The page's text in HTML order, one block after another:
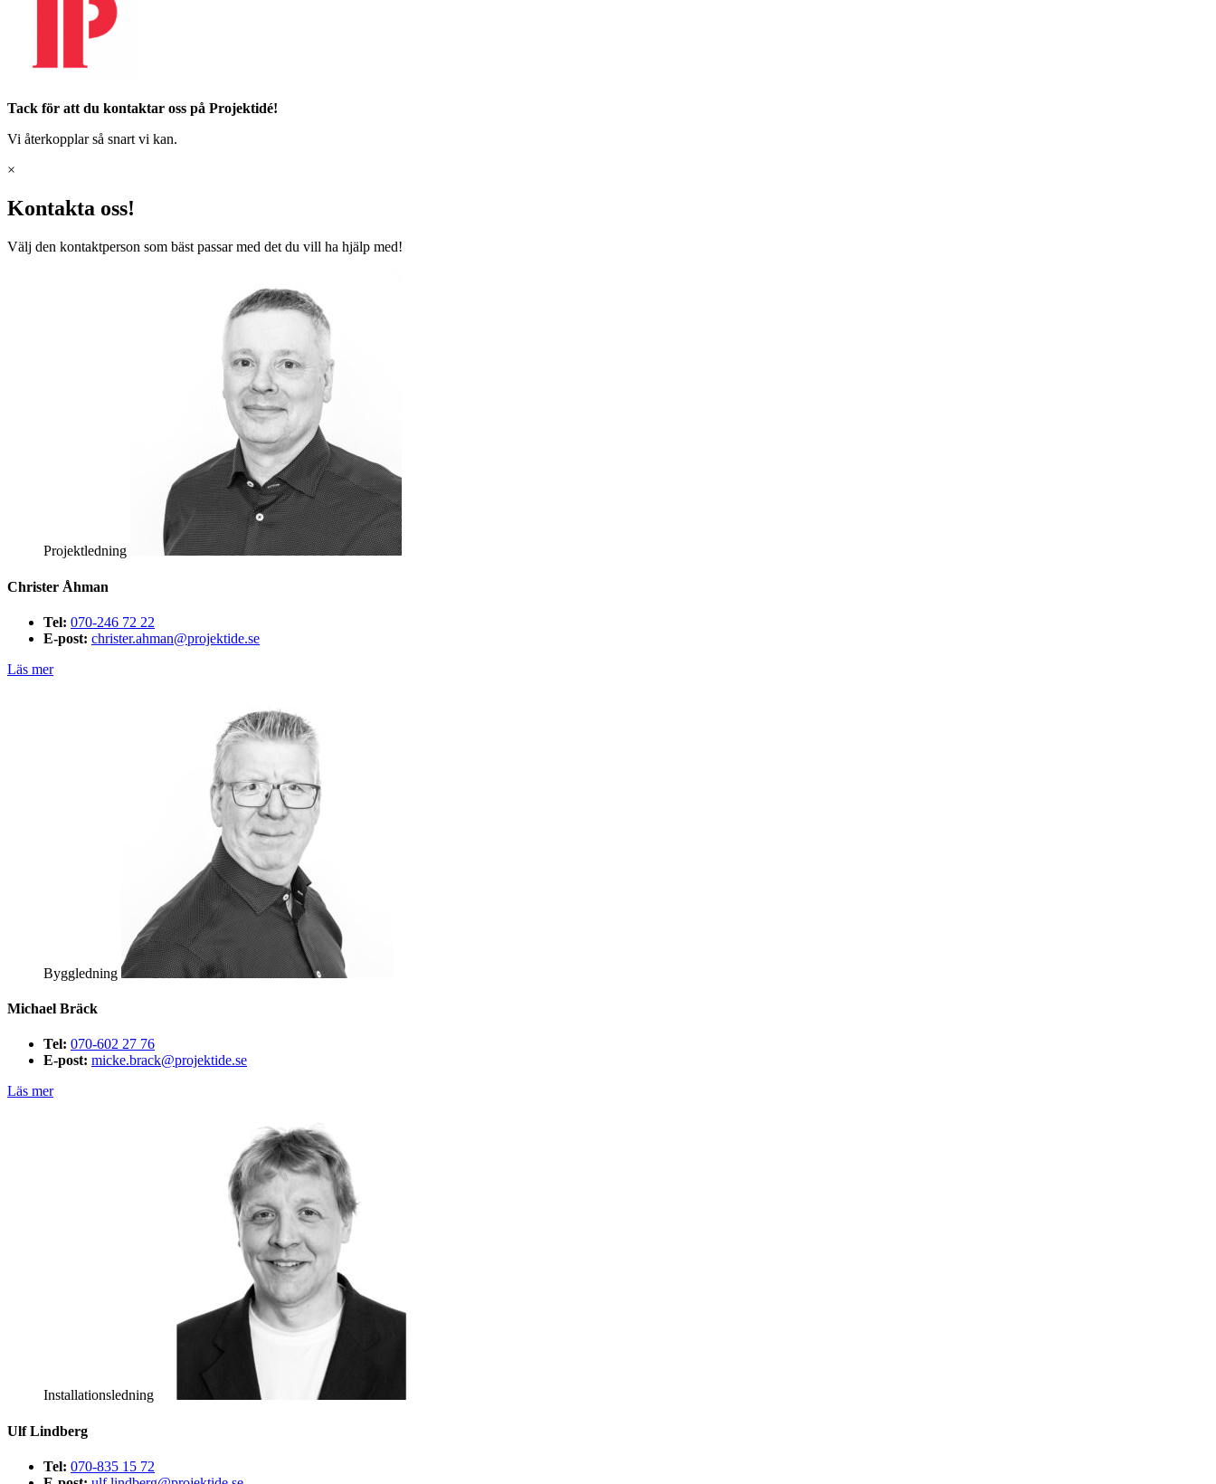
Tack för att du kontaktar oss på Projektidé!
Vi återkopplar så snart vi kan.
×
Kontakta oss!
Välj den kontaktperson som bäst passar med det du vill ha hjälp med!
Projektledning
Christer Åhman
Tel: 070-246 72 22
E-post: christer.ahman@projektide.se
Läs mer
Byggledning
Michael Bräck
Tel: 070-602 27 76
E-post: micke.brack@projektide.se
Läs mer
Installationsledning
Ulf Lindberg
Tel: 070-835 15 72